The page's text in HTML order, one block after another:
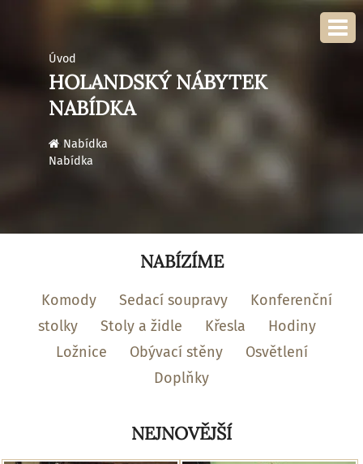
Úvod
HOLANDSKÝ NÁBYTEK
NABÍDKA
Nabídka
Nabídka
NABÍZÍME
Komody Sedací soupravy
Konferenční
stolky
Stoly a židle Křesla
Hodiny
Ložnice
Obývací stěny
Osvětlení
Doplňky
NEJNOVĚJŠÍ